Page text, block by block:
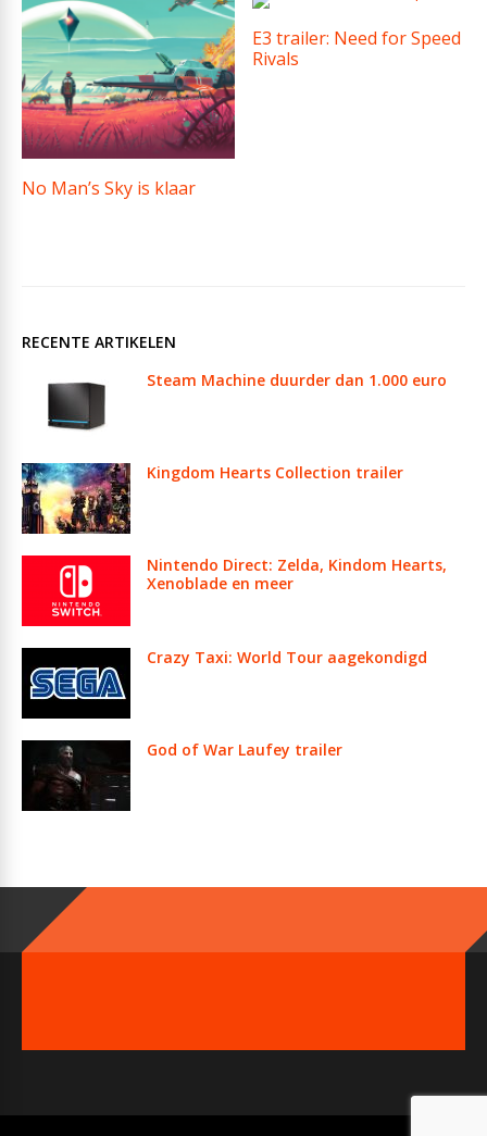
No Man’s Sky is klaar
E3 trailer: Need for Speed
Rivals
RECENTE ARTIKELEN
Steam Machine duurder dan 1.000 euro
Kingdom Hearts Collection trailer
Nintendo Direct: Zelda, Kindom Hearts,
Xenoblade en meer
Crazy Taxi: World Tour aagekondigd
God of War Laufey trailer